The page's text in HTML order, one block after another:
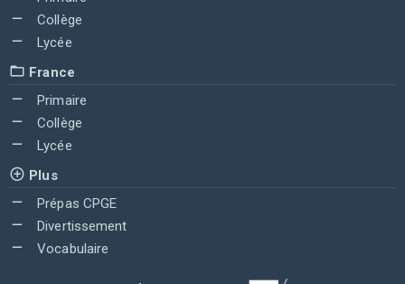
Collège
Lycée
France
Primaire
Collège
Lycée
Plus
Prépas CPGE
Divertissement
Vocabulaire